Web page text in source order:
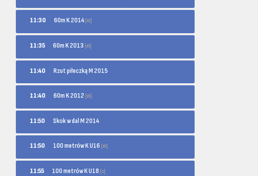
11:30 60m K 2014 [el]
11:35 60m K 2013 [el]
11:40 Rzut piłeczką M 2015
11:40 60m K 2012 [el]
11:50 Skok w dal M 2014
11:50 100 metrów K U16 [el]
11:55 100 metrów K U18 [s]